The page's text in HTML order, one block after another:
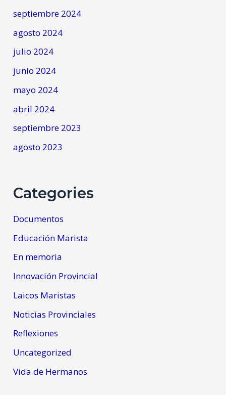
septiembre 2024
agosto 2024
julio 2024
junio 2024
mayo 2024
abril 2024
septiembre 2023
agosto 2023
Categories
Documentos
Educación Marista
En memoria
Innovación Provincial
Laicos Maristas
Noticias Provinciales
Reflexiones
Uncategorized
Vida de Hermanos